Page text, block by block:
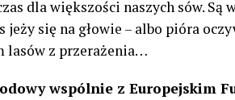
dla większości naszych sów. Są
jeży się na głowie – albo pióra
lasów z przerażenia…
wspólnie z Europejskim